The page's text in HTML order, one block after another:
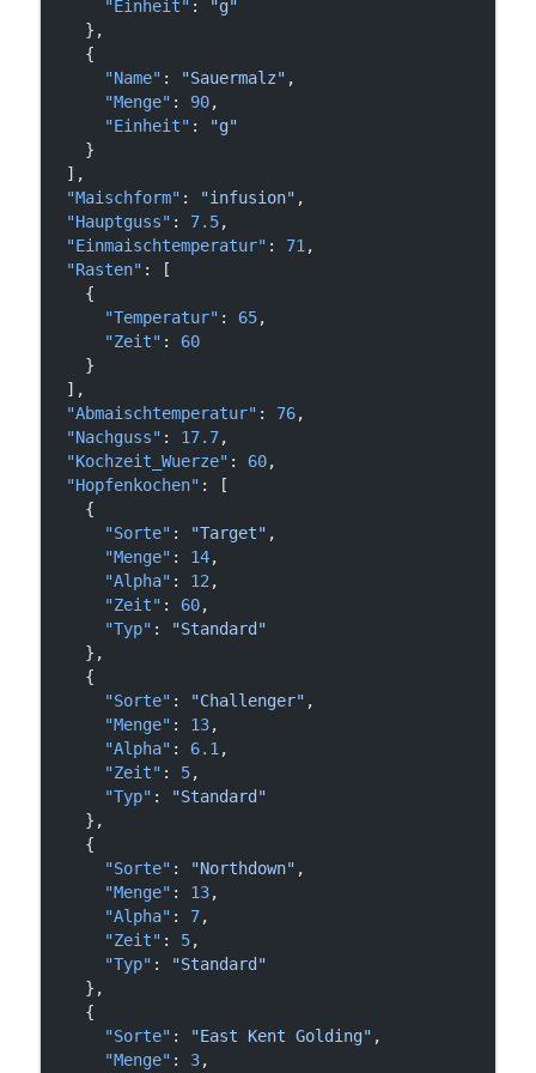
      "Einheit"
:
"g"
    },
    {
      "Name"
: "Sauermalz" ,
      "Menge"
: 90,
      "Einheit"
:
"g"
    }
  ],
  "Maischform"
: "infusion" ,
  "Hauptguss"
: 7.5,
  "Einmaischtemperatur"
: 71 ,
  "Rasten"
: [
    {
      "Temperatur"
: 65,
      "Zeit"
: 60
    }
  ],
  "Abmaischtemperatur"
: 76,
  "Nachguss"
: 17.7,
  "Kochzeit_Wuerze"
: 60,
  "Hopfenkochen"
: [
    {
      "Sorte"
: "Target" ,
      "Menge"
: 14,
      "Alpha"
: 12 ,
      "Zeit"
: 60,
      "Typ"
:
"Standard"
    },
    {
      "Sorte"
: "Challenger" ,
      "Menge"
: 13,
      "Alpha"
: 6.1 ,
      "Zeit"
: 5,
      "Typ"
:
"Standard"
    },
    {
      "Sorte"
: "Northdown" ,
      "Menge"
: 13,
      "Alpha"
: 7,
      "Zeit"
: 5,
      "Typ"
:
"Standard"
    },
    {
      "Sorte"
: "East Kent Golding" ,
      "Menge"
: 3,